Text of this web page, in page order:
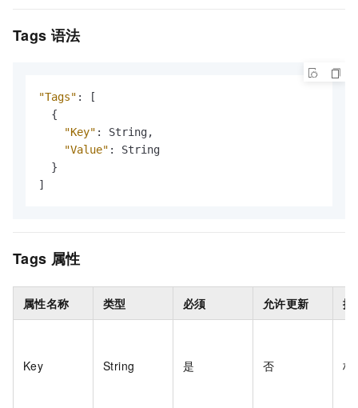
Tags 语法
"Tags" :
[
{
"Key" : String,
"Value" :
String
}
]
Tags 属性
属性名称 类型 必须 允许更新 描
Key String 是 否 标